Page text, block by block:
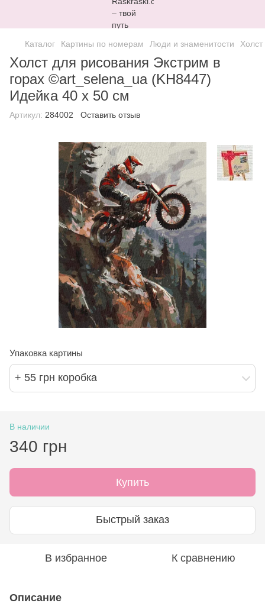
Каталог Картины по номерам Люди и знаменитости
Холст для рисования Экстрим в
горах ©art_selena_ua (KH8447)
Идейка 40 х 50 см
Артикул: 284002 Оставить отзыв
Упаковка картины
+ 55 грн коробка
В наличии
340 грн
Купить
Быстрый заказ
В избранное К сравнению
Описание